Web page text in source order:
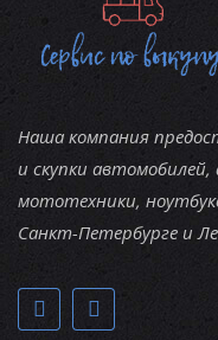
Наша компания
и скупки
мототехники,
Санкт-Петербурге и